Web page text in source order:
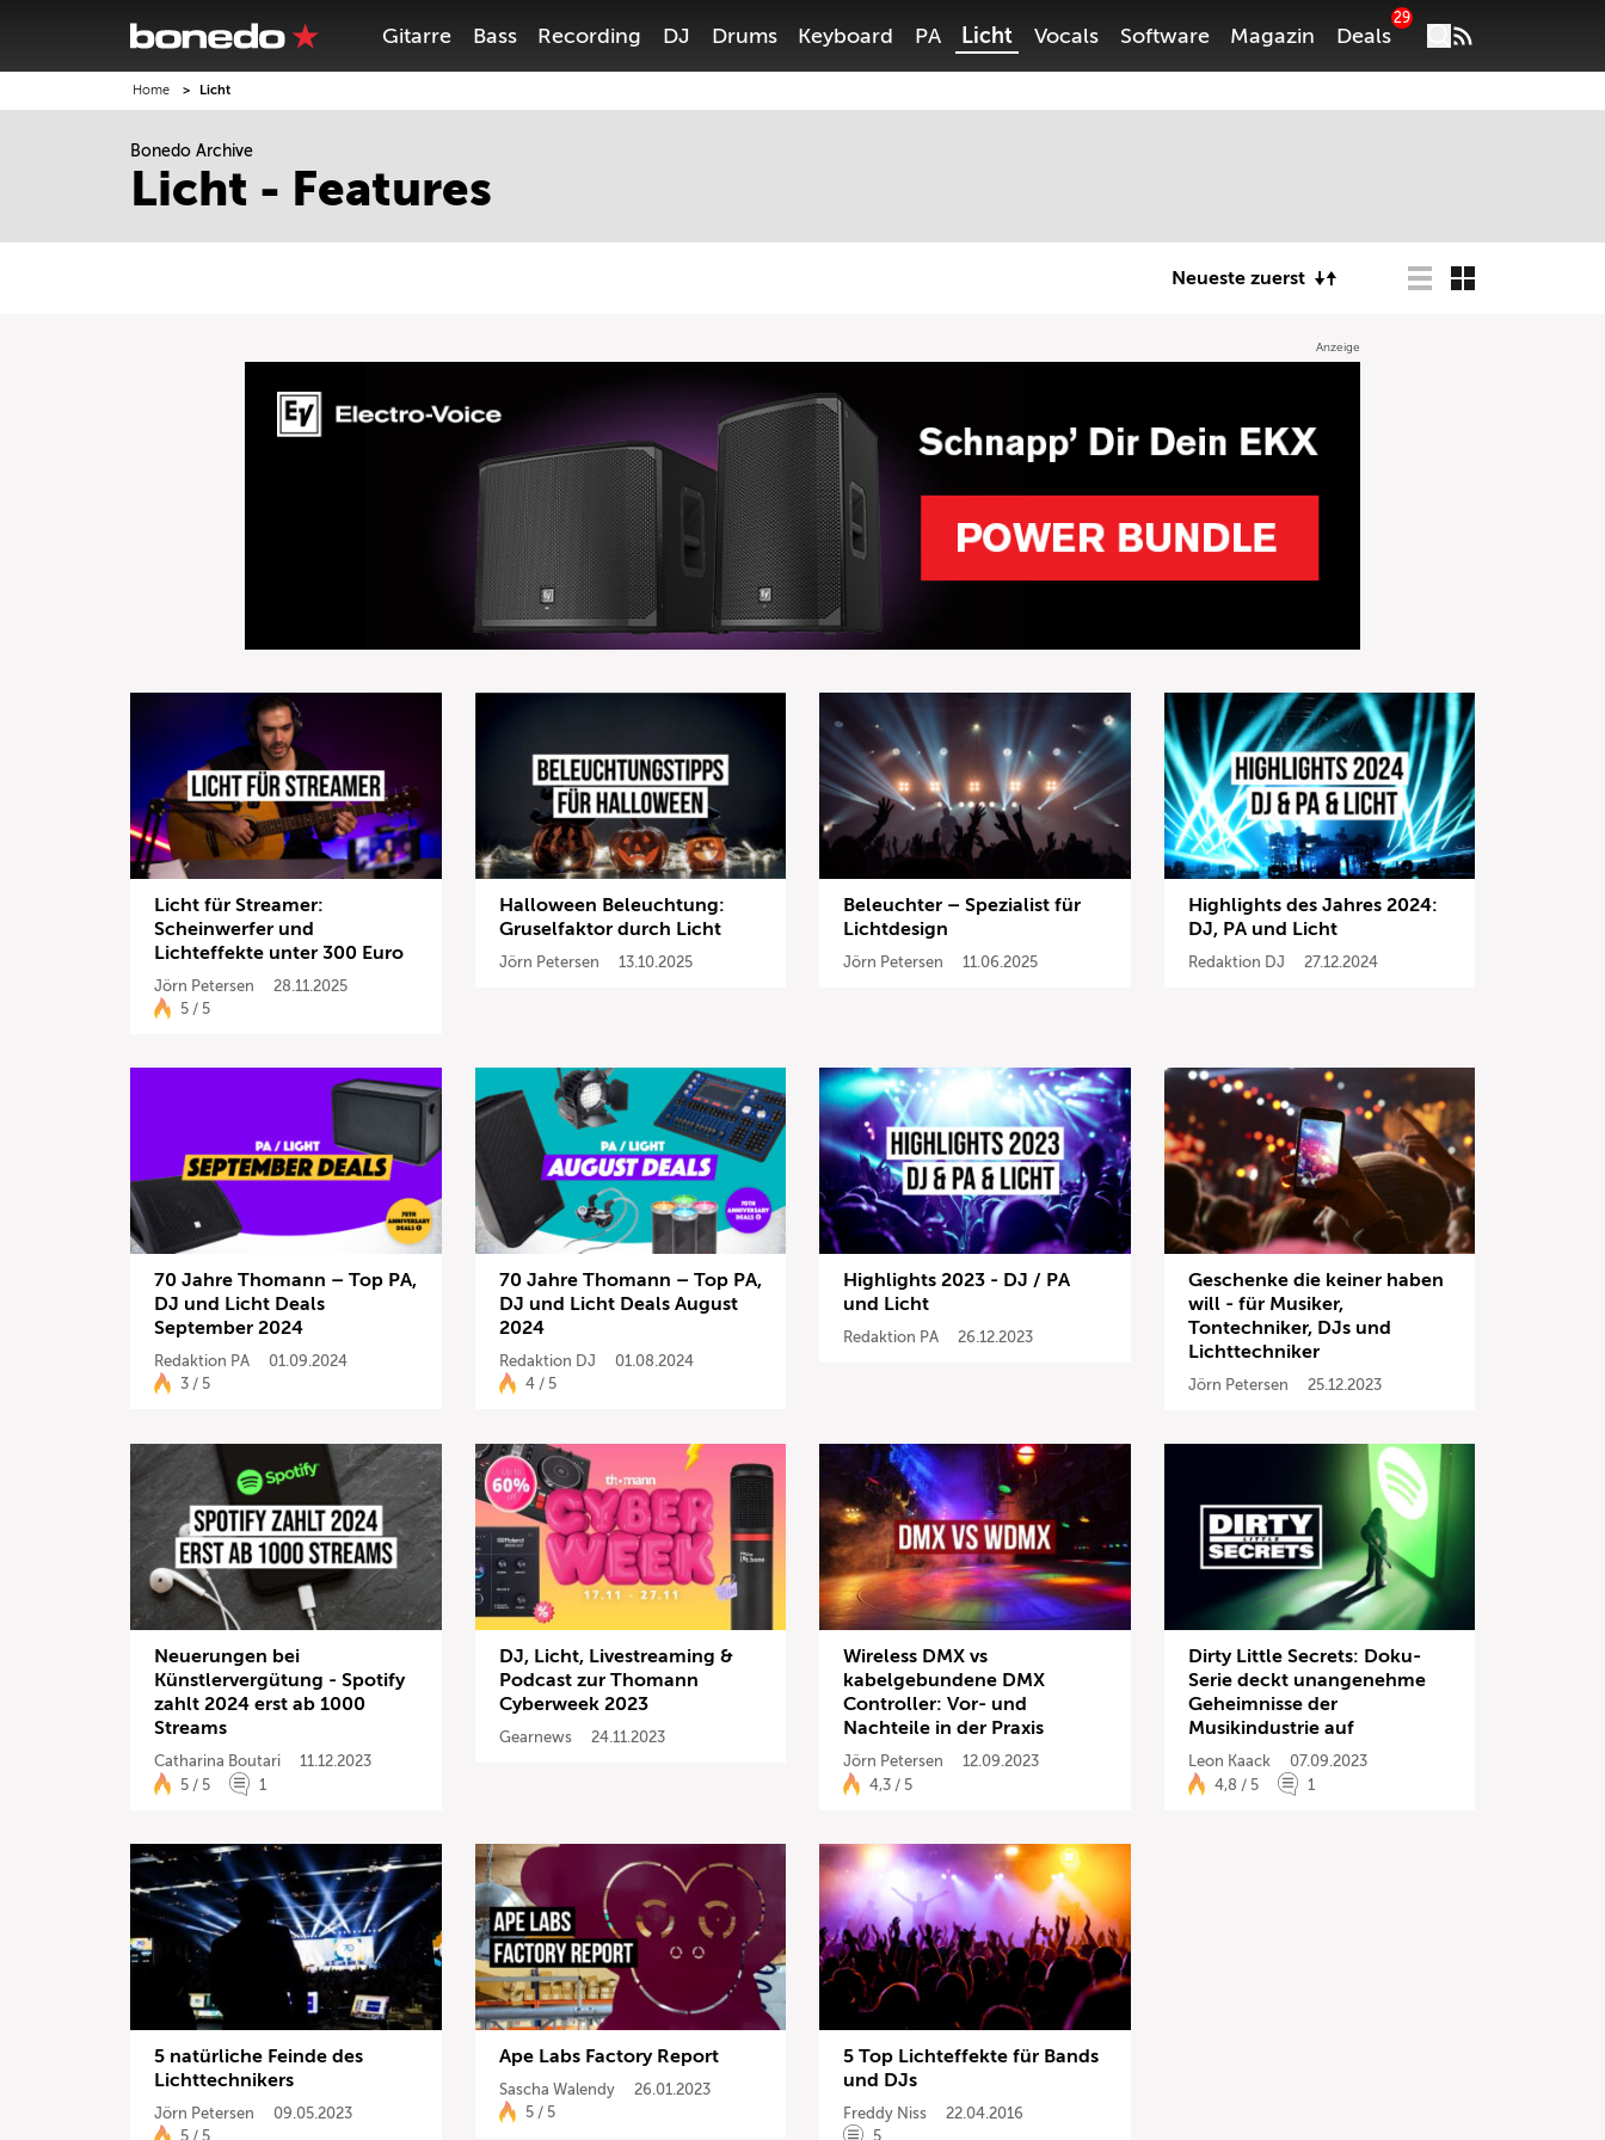
Gitarre Bass Recording DJ Drums Keyboard PA Licht Vocals Software Magazin Deals
29
Home Licht
Bonedo Archive
Licht - Features
Neueste zuerst
Anzeige
Licht für Streamer:
Scheinwerfer und
Lichteffekte unter 300 Euro
Jörn Petersen
28.11.2025
5 / 5
Halloween Beleuchtung:
Gruselfaktor durch Licht
Jörn Petersen 13.10.2025
Beleuchter – Spezialist für
Lichtdesign
Jörn Petersen 11.06.2025
Highlights des Jahres 2024:
DJ, PA und Licht
Redaktion DJ 27.12.2024
70 Jahre Thomann – Top PA,
DJ und Licht Deals
September 2024
Redaktion PA
01.09.2024
3 / 5
70 Jahre Thomann – Top PA,
DJ und Licht Deals August
2024
Redaktion DJ
01.08.2024
4 / 5
Highlights 2023 - DJ / PA
und Licht
Redaktion PA 26.12.2023
Geschenke die keiner haben
will - für Musiker,
Tontechniker, DJs und
Lichttechniker
Jörn Petersen 25.12.2023
Neuerungen bei
Künstlervergütung - Spotify
zahlt 2024 erst ab 1000
Streams
Catharina Boutari
11.12.2023
5 / 5
1
DJ, Licht, Livestreaming &
Podcast zur Thomann
Cyberweek 2023
Gearnews 24.11.2023
Wireless DMX vs
kabelgebundene DMX
Controller: Vor- und
Nachteile in der Praxis
Jörn Petersen
12.09.2023
4,3 / 5
Dirty Little Secrets: Doku-
Serie deckt unangenehme
Geheimnisse der
Musikindustrie auf
Leon Kaack
07.09.2023
4,8 / 5
1
5 natürliche Feinde des
Lichttechnikers
Jörn Petersen
09.05.2023
5 / 5
Ape Labs Factory Report
Sascha Walendy
26.01.2023
5 / 5
5 Top Lichteffekte für Bands
und DJs
Freddy Niss
22.04.2016
5